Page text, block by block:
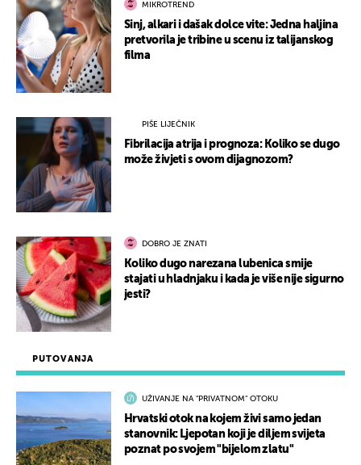
PUTOVANJA
UŽIVANJE NA "PRIVATNOM" OTOKU
Hrvatski otok na kojem živi samo jedan
stanovnik: Ljepotan koji je diljem svijeta
poznat po svojem "bijelom zlatu"
MIKROTREND
Sinj, alkari i dašak dolce vite: Jedna haljina
pretvorila je tribine u scenu iz talijanskog
filma
PIŠE LIJEČNIK
Fibrilacija atrija i prognoza: Koliko se dugo
može živjeti s ovom dijagnozom?
DOBRO JE ZNATI
Koliko dugo narezana lubenica smije
stajati u hladnjaku i kada je više nije sigurno
jesti?